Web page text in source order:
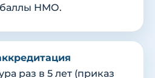
баллы НМО.
раз в 5 лет (приказ